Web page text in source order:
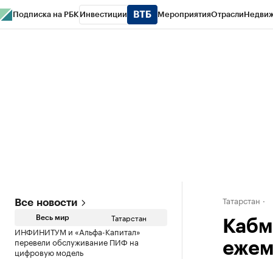
Подписка на РБК Инвестиции МероприятияОтрасли
Все новости
Весь мир Татарстан
ИНФИНИТУМ и «Альфа-Капитал»
перевели обслуживание ПИФ на
цифровую модель
Татарстан